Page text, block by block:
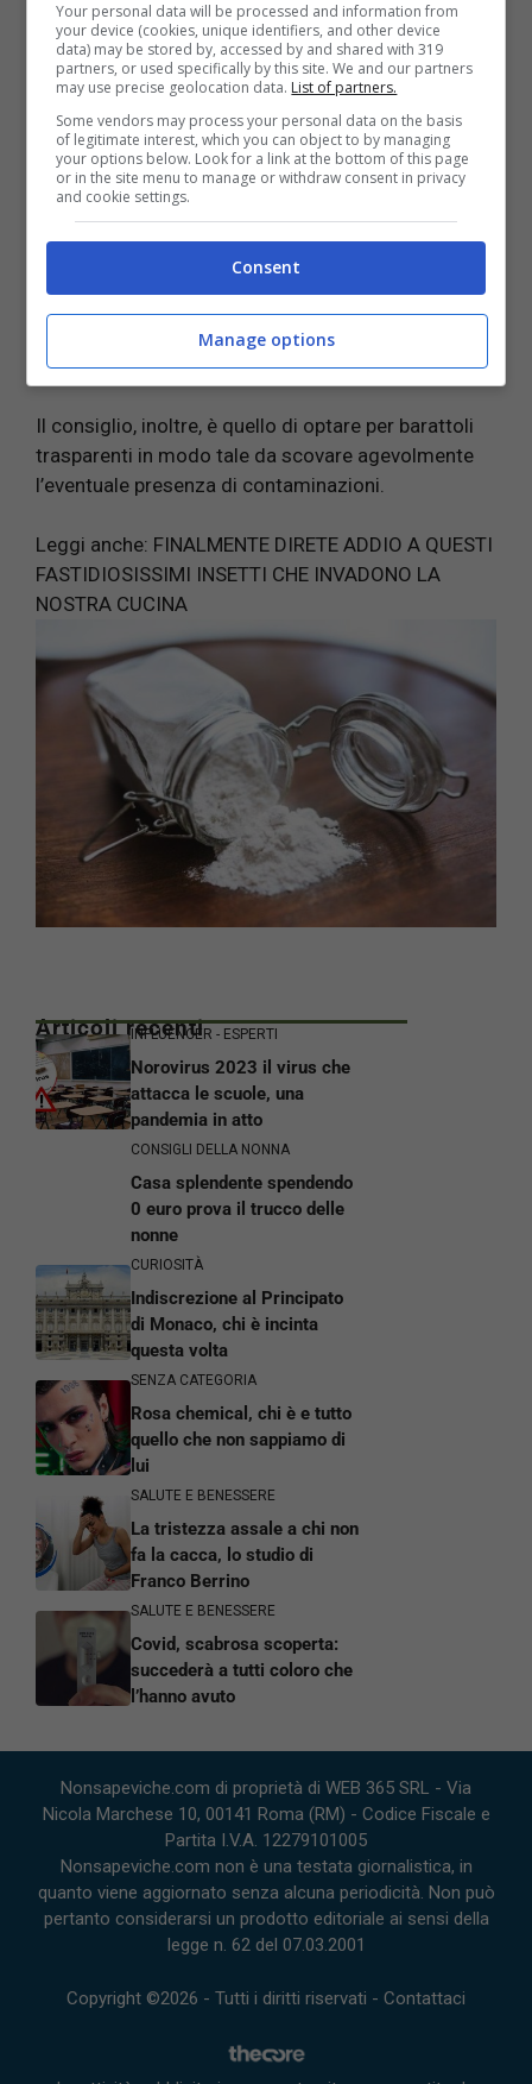
L’ultimo consiglio è quello di conservare i cibi
all’interno dicontenitori in vetrodotati di chiusura
ermetica.
Leggi anche:FARINA DI RISO: COME CONSERVARLA
CORRETTAMENTE
Molto spesso, infatti, pur adottando le dovute
accortezze in fatto di pulizia, questi insetti tendono
a fare di nuovo la loro comparsa. Di conseguenza,
farina all’interno di barattoli di vetro
che gli insetti in esame non riescono ad entrarvi.
Il consiglio, inoltre, è quello di optare per barattoli
trasparenti in modo tale da scovare agevolmente
l’eventuale presenza di contaminazioni.
Leggi anche: FINALMENTE DIRETE ADDIO A QUESTI
FASTIDIOSISSIMI INSETTI CHE INVADONO LA
NOSTRA CUCINA
Articoli recentiINFLUENCER - ESPERTI
Norovirus 2023 il virus che
attacca le scuole, una
pandemia in atto
CONSIGLI DELLA NONNA
Casa splendente spendendo
0 euro prova il trucco delle
nonne
CURIOSITÀ
Indiscrezione al Principato
di Monaco, chi è incinta
questa volta
SENZA CATEGORIA
Rosa chemical, chi è e tutto
quello che non sappiamo di
lui
SALUTE E BENESSERE
La tristezza assale a chi non
fa la cacca, lo studio di
Franco Berrino
SALUTE E BENESSERE
Covid, scabrosa scoperta:
succederà a tutti coloro che
l’hanno avuto
Nonsapeviche.com di proprietà di WEB 365 SRL - Via
Nicola Marchese 10, 00141 Roma (RM) - Codice Fiscale e
Partita I.V.A. 12279101005
Nonsapeviche.com non è una testata giornalistica, in
quanto viene aggiornato senza alcuna periodicità. Non può
pertanto considerarsi un prodotto editoriale ai sensi della
legge n. 62 del 07.03.2001
Copyright ©2026 - Tutti i diritti riservati - Contattaci
Your personal data will be processed and information from
your device (cookies, unique identifiers, and other device
data) may be stored by, accessed by and shared with 319
partners, or used specifically by this site. We and our partners
may use precise geolocation data. List of partners.
Some vendors may process your personal data on the basis
of legitimate interest, which you can object to by managing
your options below. Look for a link at the bottom of this page
or in the site menu to manage or withdraw consent in privacy
and cookie settings.
Consent
Manage options